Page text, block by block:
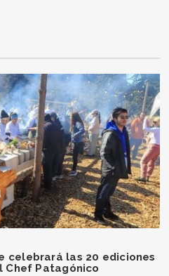
celebrará las 20 ediciones
Chef Patagónico